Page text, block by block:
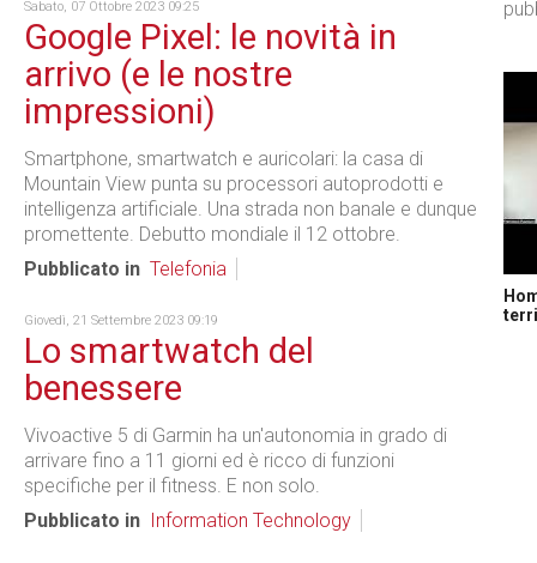
Sabato, 07 Ottobre 2023 09:25
Google Pixel: le novità in
arrivo (e le nostre
impressioni)
Smartphone, smartwatch e auricolari: la casa di
Mountain View punta su processori autoprodotti e
intelligenza artificiale. Una strada non banale e dunque
promettente. Debutto mondiale il 12 ottobre.
Pubblicato in Telefonia
Giovedì, 21 Settembre 2023 09:19
Lo smartwatch del
benessere
Vivoactive 5 di Garmin ha un'autonomia in grado di
arrivare fino a 11 giorni ed è ricco di funzioni
specifiche per il fitness. E non solo.
Pubblicato in
Information Technology